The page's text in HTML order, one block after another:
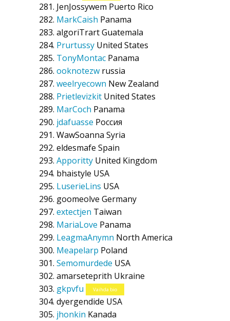
JenJossywem Puerto Rico
MarkCaish Panama
algoriTrartGuatemala
Prurtussy United States
TonyMontac Panama
ooknotezw russia
weelryecown New Zealand
Prietlevizkit United States
MarCoch Panama
jdafuasse Россия
WawSoanna Syria
eldesmafe Spain
Apporitty United Kingdom
bhaistyle USA
LuserieLins USA
goomeolve Germany
extectjen Taiwan
MariaLove Panama
LeagmaAnymn North America
Meapelarp Poland
Semomurdede USA
amarseteprith Ukraine
gkpvfu
Vaihda bio
dyergendide USA
jhonkin Kanada